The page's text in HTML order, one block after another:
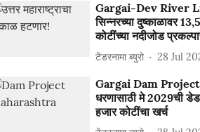
Gargai-Dev River
सिन्नरच्या दुष्काळावर
कोटींच्या नदीजोड
टेंडरनामा ब्युरो 28 Jul
Gargai Dam Project:
धरणासाठी मे 2029ची
हजार कोटींचा खर्च